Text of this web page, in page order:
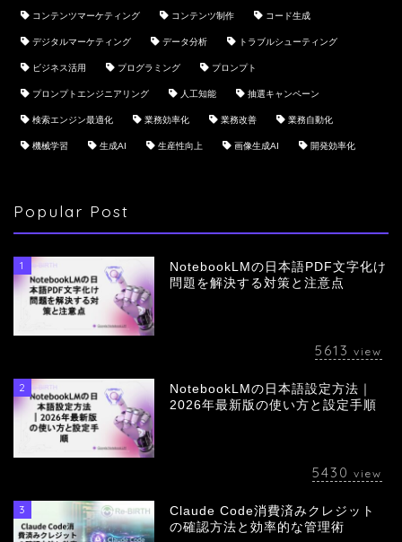
コンテンツマーケティング コンテンツ制作 コード生成
デジタルマーケティング データ分析 トラブルシューティング
ビジネス活用 プログラミング プロンプト
プロンプトエンジニアリング 人工知能 抽選キャンペーン
検索エンジン最適化 業務効率化 業務改善 業務自動化
機械学習 生成AI 生産性向上 画像生成AI 開発効率化
Popular Post
1
NotebookLMの日本語PDF文字化け
問題を解決する対策と注意点
5613 view
2
NotebookLMの日本語設定方法｜
2026年最新版の使い方と設定手順
5430 view
3
Claude Code消費済みクレジット
の確認方法と効率的な管理術
会社概要
採用情報